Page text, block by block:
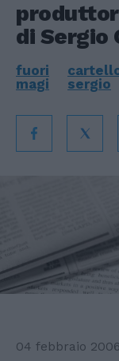
di Sergio
fuori
magi
sergio
04 febbraio 2006